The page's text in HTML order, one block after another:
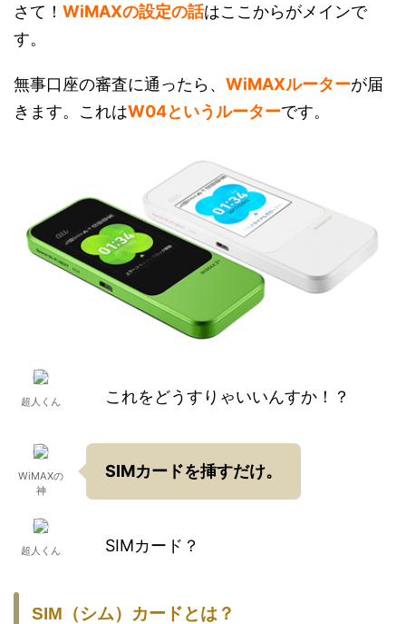
さて！ WiMAXの設定の話はここからがメインで
す。
無事口座の審査に通ったら、 WiMAXルーターが届
きます。これはW04というルーターです。
超人くん これをどうすりゃいいんすか！？
WiMAXの
神
SIMカードを挿すだけ。
超人くん SIMカード？
SIM（シム）カードとは？